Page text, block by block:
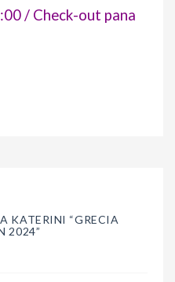
/ Check-out pana
KATERINI “GRECIA
2024”